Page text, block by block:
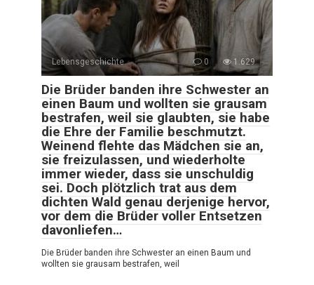
Lebensgeschichte 0 1.629
Die Brüder banden ihre Schwester an
einen Baum und wollten sie grausam
bestrafen, weil sie glaubten, sie habe
die Ehre der Familie beschmutzt.
Weinend flehte das Mädchen sie an,
sie freizulassen, und wiederholte
immer wieder, dass sie unschuldig
sei. Doch plötzlich trat aus dem
dichten Wald genau derjenige hervor,
vor dem die Brüder voller Entsetzen
davonliefen…
Die Brüder banden ihre Schwester an einen Baum und
wollten sie grausam bestrafen, weil